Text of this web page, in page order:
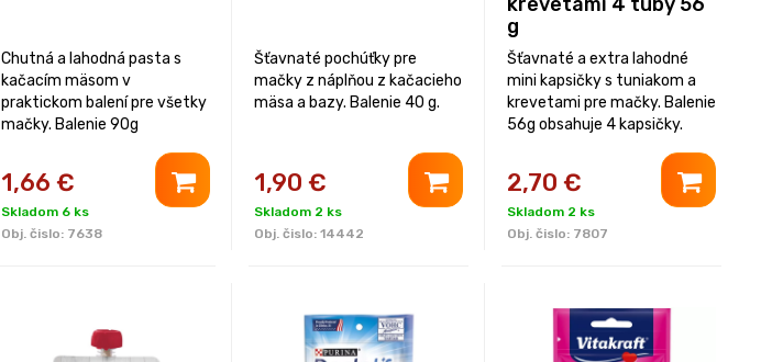
Chutná a lahodná pasta s
kačacím mäsom v
praktickom balení pre všetky
mačky. Balenie 90g
1,66 €
Skladom 6 ks
Obj. čislo: 7638
Šťavnaté pochúťky pre
mačky z náplňou z kačacieho
mäsa a bazy. Balenie 40 g.
1,90 €
Skladom 2 ks
Obj. čislo: 14442
g
Šťavnaté a extra lahodné
mini kapsičky s tuniakom a
krevetami pre mačky. Balenie
56g obsahuje 4 kapsičky.
2,70 €
Skladom 2 ks
Obj. čislo: 7807